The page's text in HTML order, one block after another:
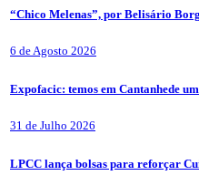
“Chico Melenas”, por Belisário
6 de Agosto 2026
Expofacic: temos em Cantanhede
31 de Julho 2026
LPCC lança bolsas para reforçar